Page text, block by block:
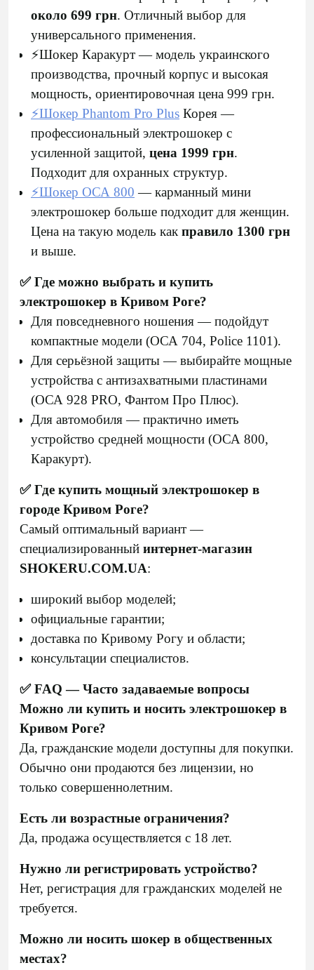
около 699 грн. Отличный выбор для
универсального применения.
⚡Шокер Каракурт — модель украинского
производства, прочный корпус и высокая
мощность, ориентировочная цена 999 грн.
⚡Шокер Phantom Pro Plus Корея —
профессиональный электрошокер с
усиленной защитой, цена 1999 грн.
Подходит для охранных структур.
⚡Шокер ОСА 800 — карманный мини
электрошокер больше подходит для женщин.
Цена на такую модель как правило 1300 грн
и выше.
✅ Где можно выбрать и купить
электрошокер в Кривом Роге?
Для повседневного ношения — подойдут
компактные модели (ОСА 704, Police 1101).
Для серьёзной защиты — выбирайте мощные
устройства с антизахватными пластинами
(ОСА 928 PRO, Фантом Про Плюс).
Для автомобиля — практично иметь
устройство средней мощности (ОСА 800,
Каракурт).
✅ Где купить мощный электрошокер в
городе Кривом Роге?
Самый оптимальный вариант —
специализированный интернет-магазин
SHOKERU.COM.UA:
широкий выбор моделей;
официальные гарантии;
доставка по Кривому Рогу и области;
консультации специалистов.
✅ FAQ — Часто задаваемые вопросы
Можно ли купить и носить электрошокер в
Кривом Роге?
Да, гражданские модели доступны для покупки.
Обычно они продаются без лицензии, но
только совершеннолетним.
Есть ли возрастные ограничения?
Да, продажа осуществляется с 18 лет.
Нужно ли регистрировать устройство?
Нет, регистрация для гражданских моделей не
требуется.
Можно ли носить шокер в общественных
местах?